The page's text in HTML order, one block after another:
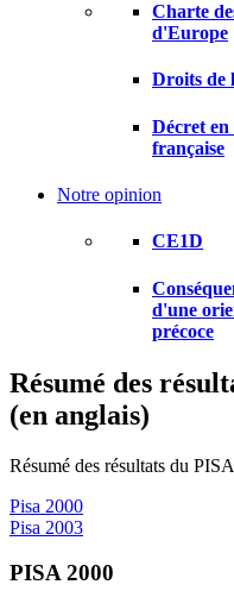
Charte
d'Europe
Droits de
Décret
française
Notre opinion
CE1D
d'une
précoce
Résumé des
(en anglais)
Résumé des résultats du
Pisa 2000
Pisa 2003
PISA 2000